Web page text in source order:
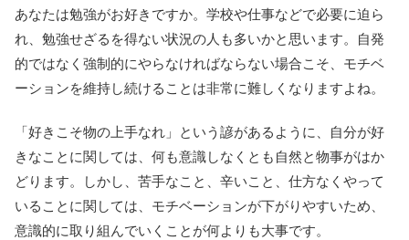
あなたは勉強がお好きですか。学校や仕事などで必要に迫ら
れ、勉強せざるを得ない状況の人も多いかと思います。自発
的ではなく強制的にやらなければならない場合こそ、モチベ
ーションを維持し続けることは非常に難しくなりますよね。
「好きこそ物の上手なれ」という諺があるように、自分が好
きなことに関しては、何も意識しなくとも自然と物事がはか
どります。しかし、苦手なこと、辛いこと、仕方なくやって
いることに関しては、モチベーションが下がりやすいため、
意識的に取り組んでいくことが何よりも大事です。